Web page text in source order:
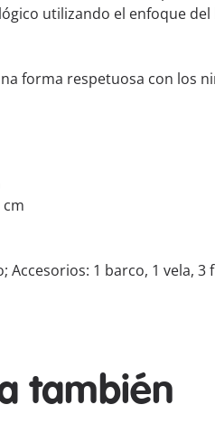
utilizando el enfoque
forma respetuosa con los
cm
Accesorios: 1 barco, 1 vela,
también